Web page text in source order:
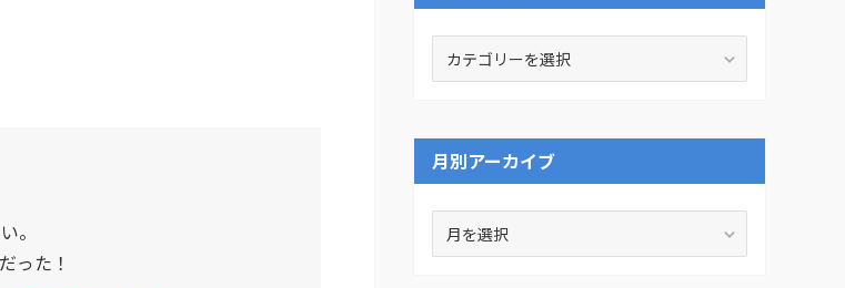
。
った！
ー
月別アーカイブ